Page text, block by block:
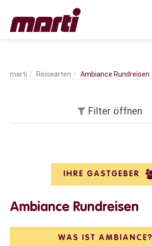
Reisearten Ambiance Rundreisen
Filter öffnen
IHRE GASTGEBER
Ambiance Rundreisen
WAS IST AMBIANCE?